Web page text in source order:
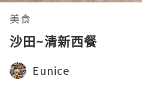
美食
沙田~清新西餐
Eunice